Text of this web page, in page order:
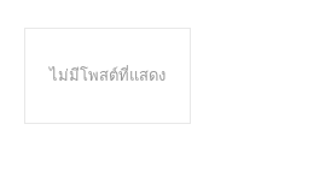
ไม่มีโพสต์ที่แสดง